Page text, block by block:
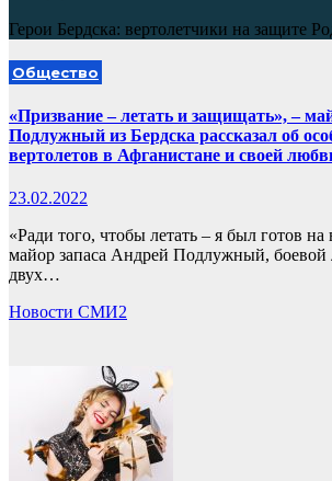
Герои Бердска: вертолетчики на защите
Общество
«Призвание – летать и защищать», –
Подлужный из Бердска рассказал об
вертолетов в Афганистане и своей
23.02.2022
«Ради того, чтобы летать – я был готов на
майор запаса Андрей Подлужный, боевой
двух…
Новости СМИ2